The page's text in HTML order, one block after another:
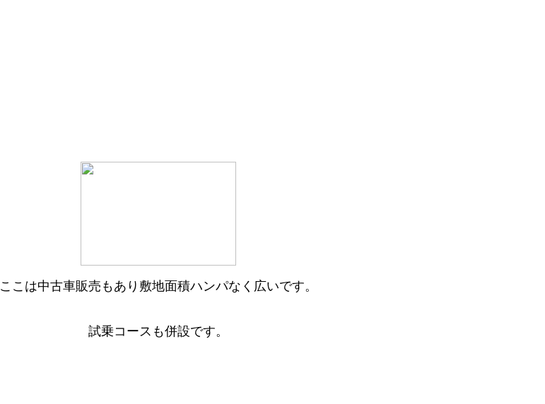
ここは中古車販売もあり敷地面積ハンパなく広いです。
試乗コースも併設です。